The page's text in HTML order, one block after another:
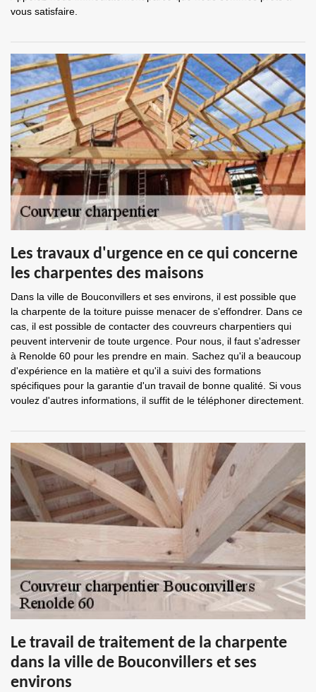
vous satisfaire.
Les travaux d'urgence en ce qui concerne
les charpentes des maisons
Dans la ville de Bouconvillers et ses environs, il est possible que
la charpente de la toiture puisse menacer de s'effondrer. Dans ce
cas, il est possible de contacter des couvreurs charpentiers qui
peuvent intervenir de toute urgence. Pour nous, il faut s'adresser
à Renolde 60 pour les prendre en main. Sachez qu'il a beaucoup
d'expérience en la matière et qu'il a suivi des formations
spécifiques pour la garantie d'un travail de bonne qualité. Si vous
voulez d'autres informations, il suffit de le téléphoner directement.
Le travail de traitement de la charpente
dans la ville de Bouconvillers et ses
environs